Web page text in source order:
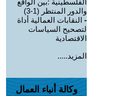
الفلسطينية :بين الواقع
والدور المنتظر (1-3)
- النقابات العمالية أداة
لتصحيح السياسات
الاقتصادية
المزيد.....
وكالة أنباء العمال